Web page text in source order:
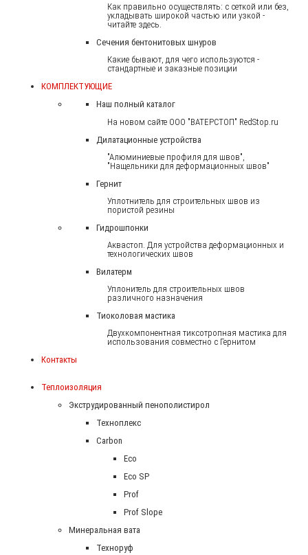
Как правильно осуществлять: с сеткой или без,
укладывать широкой частью или узкой -
читайте здесь.
Сечения бентонитовых шнуров
Какие бывают, для чего используются -
стандартные и заказные позиции
КОМПЛЕКТУЮЩИЕ
Наш полный каталог
На новом сайте ООО "ВАТЕРСТОП" RedStop.ru
Дилатационные устройства
"Алюминиевые профиля для швов",
"Нащельники для деформационных швов"
Гернит
Уплотнитель для строительных швов из
пористой резины
Гидрошпонки
Аквастоп. Для устройства деформационных и
технологических швов
Вилатерм
Уплонитель для строительных швов
различного назначения
Тиоколовая мастика
Двухкомпонентная тиксотропная мастика для
использования совместно с Гернитом
Контакты
Теплоизоляция
Экструдированный пенополистирол
Техноплекс
Carbon
Eco
Eco SP
Prof
Prof Slope
Минеральная вата
Техноруф